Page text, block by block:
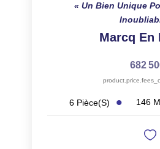
Un Bien Unique
Marcq En
682
6 Pièce(s) 146